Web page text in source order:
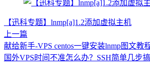
【迅科专题】lnmp[a]1.2添加虚拟主机
上一篇
献给新手-VPS centos一键安装lnmp图文教
国外VPS时间不准怎么办？SSH简单几步搞